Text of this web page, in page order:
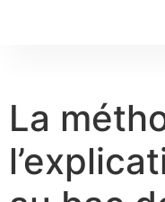
La